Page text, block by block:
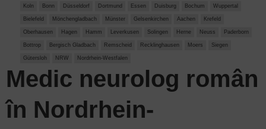
Koln Bonn Düsseldorf Dortmund Essen Duisburg Bochum Wuppertal
Bielefeld Mönchengladbach Münster Gelsenkirchen Aachen Krefeld
Oberhausen Hagen Hamm Leverkusen Solingen Herne Neuss Paderborn
Bottrop Bergisch Gladbach Remscheid Recklinghausen Moers Siegen
Gütersloh NRW Nordrhein-Westfalen
Medic neurolog român
în Nordrhein-